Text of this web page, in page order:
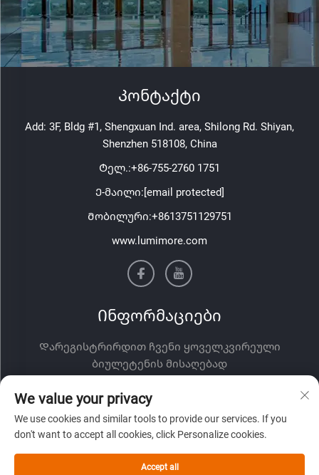
Კონტაქტი
Add: 3F, Bldg #1, Shengxuan Ind. area, Shilong Rd. Shiyan,
Shenzhen 518108, China
Ტელ.:+86-755-2760 1751
Ე-მაილი:[email protected]
Მობილური:+8613751129751
www.lumimore.com
Ინფორმაციები
Დარეგისტრირდით ჩვენი ყოველკვირეული
ბიულეტენის მისაღებად
We value your privacy
We use cookies and similar tools to provide our services. If you
don't want to accept all cookies, click Personalize cookies.
Accept all